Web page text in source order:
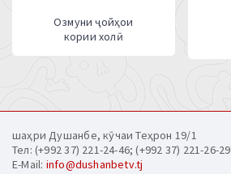
Озмуни ҷойҳои
кории холӣ
шаҳри Душанбе, кӯчаи Теҳрон 19/1
Тел: (+992 37) 221-24-46; (+992 37) 221-26-29
E-Mail: info@dushanbetv.tj